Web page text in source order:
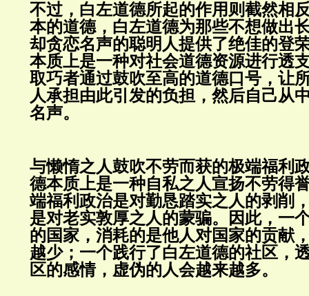
不过，白左道德所起的作用则截然相
本的道德，白左道德为那些不想做出
却贪恋名声的聪明人提供了绝佳的登
本质上是一种对社会道德资源进行透
取巧者通过鼓吹至高的道德口号，让
人承担由此引发的负担，然后自己从
名声。
与懒惰之人鼓吹不劳而获的极端福利
德本质上是一种自私之人宣扬不劳得
端福利政治是对勤恳踏实之人的剥削
是对老实敦厚之人的蒙骗。因此，一
的国家，消耗的是他人对国家的贡献
越少；一个践行了白左道德的社区，
区的感情，虚伪的人会越来越多。